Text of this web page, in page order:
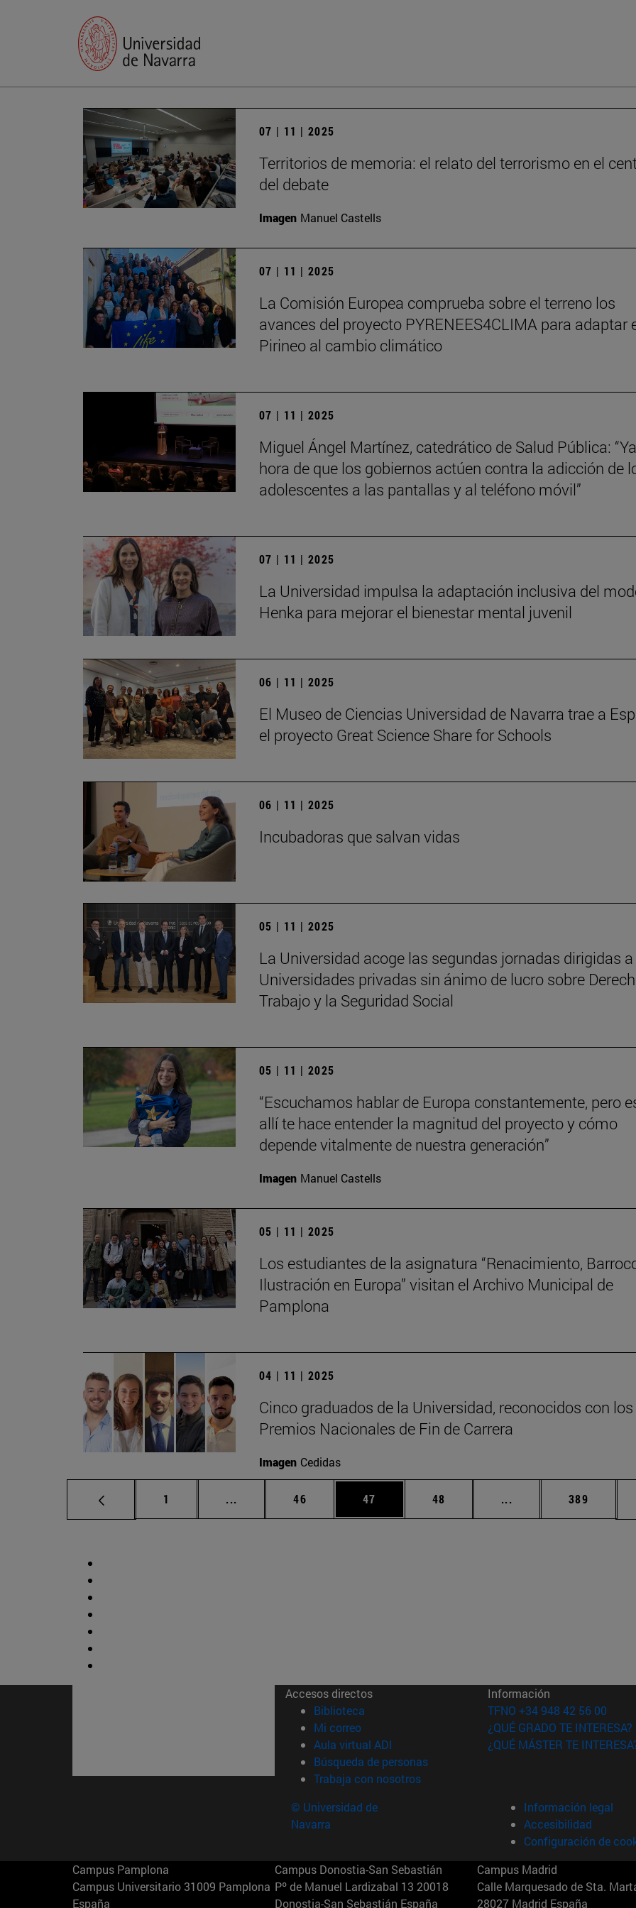
07 | 11 | 2025
Territorios de memoria: el relato del terrorismo en el
del debate
Imagen Manuel Castells
07 | 11 | 2025
La Comisión Europea comprueba sobre el terreno los
avances del proyecto PYRENEES4CLIMA para adaptar
Pirineo al cambio climático
07 | 11 | 2025
Miguel Ángel Martínez, catedrático de Salud Pública:
hora de que los gobiernos actúen contra la adicción de
adolescentes a las pantallas y al teléfono móvil”
07 | 11 | 2025
La Universidad impulsa la adaptación inclusiva del
Henka para mejorar el bienestar mental juvenil
06 | 11 | 2025
El Museo de Ciencias Universidad de Navarra trae a
el proyecto Great Science Share for Schools
06 | 11 | 2025
Incubadoras que salvan vidas
05 | 11 | 2025
La Universidad acoge las segundas jornadas dirigidas
Universidades privadas sin ánimo de lucro sobre
Trabajo y la Seguridad Social
05 | 11 | 2025
“Escuchamos hablar de Europa constantemente, pero
allí te hace entender la magnitud del proyecto y cómo
depende vitalmente de nuestra generación”
Imagen Manuel Castells
05 | 11 | 2025
Los estudiantes de la asignatura “Renacimiento,
Ilustración en Europa” visitan el Archivo Municipal de
Pamplona
04 | 11 | 2025
Cinco graduados de la Universidad, reconocidos con los
Premios Nacionales de Fin de Carrera
Imagen Cedidas
Página
1 ... Páginas intermedias Use TAB para desplazarse.
Página
46 Página
47 Página
48 ... Páginas intermedias
Página
389
Accesos directos
Biblioteca (abre en nueva ventana)
Mi correo(abre en nueva ventana)
Aula virtual ADI (abre en nueva ventana)
Búsqueda de personas(abre en nueva ventana)
Trabaja con nosotros(abre en nueva ventana)
Información
TFNO +34 948 42 56 00
¿QUÉ GRADO TE INTERESA?
¿QUÉ MÁSTER TE
© Universidad de
Navarra
Información legal
Accesibilidad
Configuración de
Campus Pamplona
Campus Universitario 31009 Pamplona
España
Campus Donostia-San Sebastián
Pº de Manuel Lardizabal 13 20018
Donostia-San Sebastián España
Campus Madrid
Calle Marquesado de Sta.
28027 Madrid España